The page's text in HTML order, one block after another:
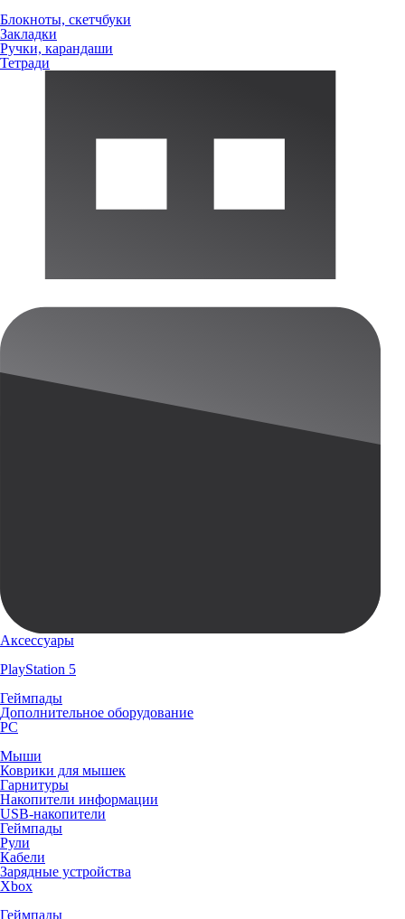
Блокноты, скетчбуки
Закладки
Ручки, карандаши
Тетради
Аксессуары
PlayStation 5
Геймпады
Дополнительное оборудование
PC
Мыши
Коврики для мышек
Гарнитуры
Накопители информации
USB-накопители
Геймпады
Рули
Кабели
Зарядные устройства
Xbox
Геймпады